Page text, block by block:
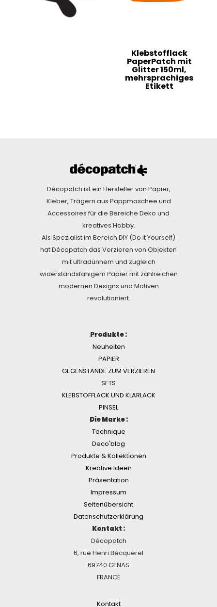
Klebstofflack
PaperPatch mit
Glitter 150ml,
mehrsprachiges
Etikett
Décopatch ist ein Hersteller von Papier,
Kleber, Trägern aus Pappmaschee und
Accessoires für die Bereiche Deko und
kreatives Hobby.
Als Spezialist im Bereich DIY (Do it Yourself)
hat Décopatch das Verzieren von Objekten
mit ultradünnem und zugleich
widerstandsfähigem Papier mit zahlreichen
modernen Designs und Motiven
revolutioniert.
Produkte :
Neuheiten
PAPIER
GEGENSTÄNDE ZUM VERZIEREN
SETS
KLEBSTOFFLACK UND KLARLACK
PINSEL
Die Marke :
Technique
Deco'blog
Produkte & Kollektionen
Kreative Ideen
Präsentation
Impressum
Seitenübersicht
Datenschutzerklärung
Kontakt :
Décopatch
6, rue Henri Becquerel
69740 GENAS
FRANCE
Kontakt